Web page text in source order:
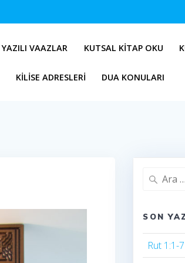
YAZILI VAAZLAR KUTSAL KITAP OKU
KILISE ADRESLERI DUA KONULARI
Arama:
SON
Rut 1:1-7